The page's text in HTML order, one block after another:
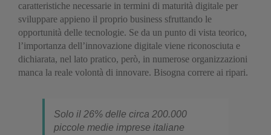
caratteristiche necessarie in termini di maturità digitale per
sviluppare appieno il proprio business sfruttando le
opportunità delle tecnologie. Se da un punto di vista teorico,
l’importanza dell’innovazione digitale viene riconosciuta e
dichiarata, nel lato pratico, però, in numerose organizzazioni
manca la reale volontà di innovare. Bisogna correre ai ripari.
Solo il 26% delle circa 200.000
piccole medie imprese italiane